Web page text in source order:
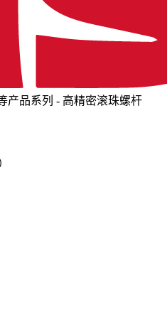
产品系列 - 高精密滚珠螺杆